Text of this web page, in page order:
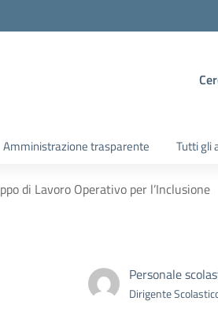
Amministrazione trasparente Tutti gli
di Lavoro Operativo per l’Inclusione
Personale
Dirigente